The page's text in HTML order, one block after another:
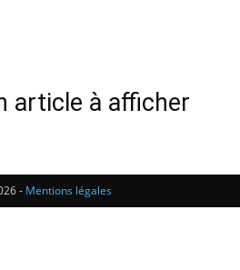
article à afficher
- Mentions légales